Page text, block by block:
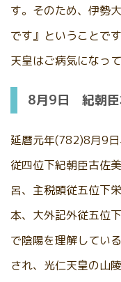
す。そのため、伊勢
です』ということで
天皇はご病気になっ
8月9日 紀朝臣
延暦元年(782)8月9
従四位下紀朝臣古佐
呂、主税頭従五位下
本、大外記外従五位
で陰陽を理解してい
され、光仁天皇の山